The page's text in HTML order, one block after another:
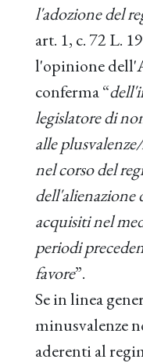
l'adozione del
art. 1, c. 72 L.
l'opinione
conferma “
legislatore di
alle
nel corso del
dell'alienazione
acquisiti nel
periodi
favore”.
Se in linea
minusvalenze
aderenti al